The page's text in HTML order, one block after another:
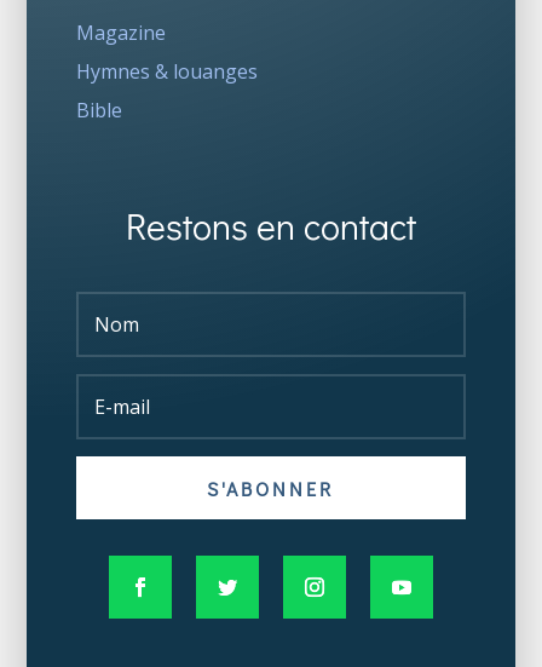
Magazine
Hymnes & louanges
Bible
Restons en contact
S'ABONNER